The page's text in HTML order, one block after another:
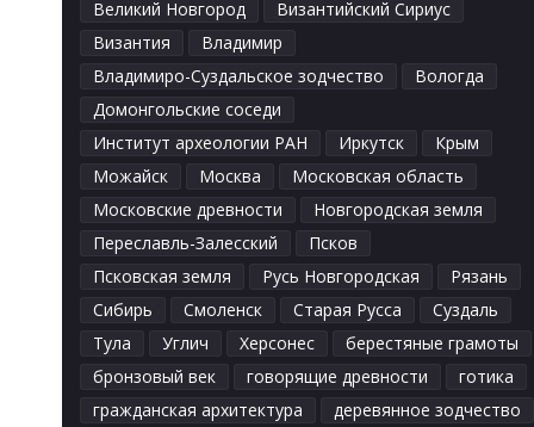
Великий Новгород
Византийский Сириус
Византия
Владимир
Владимиро-Суздальское зодчество
Вологда
Домонгольские соседи
Институт археологии РАН
Иркутск
Крым
Можайск
Москва
Московская область
Московские древности
Новгородская земля
Переславль-Залесский
Псков
Псковская земля
Русь Новгородская
Рязань
Сибирь
Смоленск Старая Русса
Суздаль
Тула
Углич Херсонес
берестяные грамоты
бронзовый век
говорящие древности
готика
гражданская архитектура
деревянное зодчество